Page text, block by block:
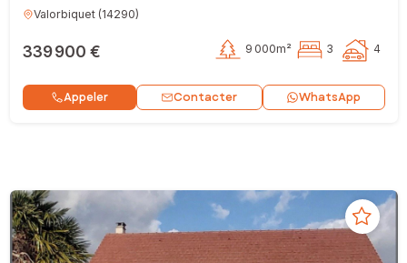
Valorbiquet(14290)
339 900 € 9 000m² 3 4
Appeler Contacter WhatsApp